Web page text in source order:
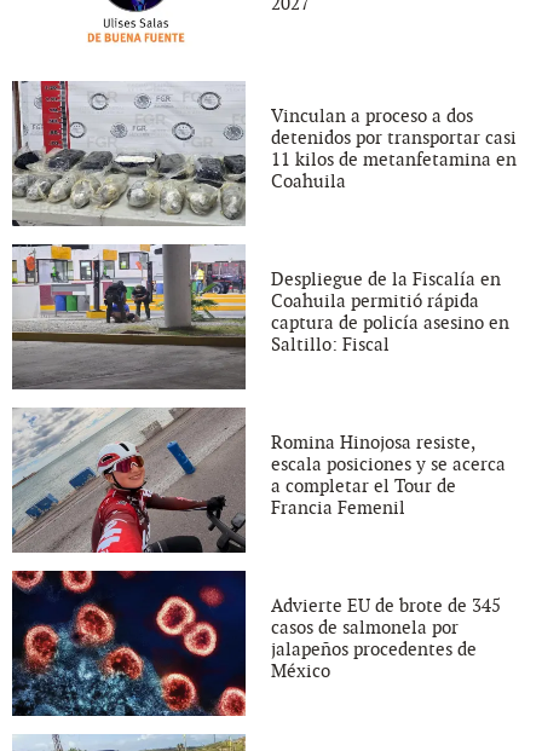
Vinculan a proceso a dos
detenidos por transportar casi
11 kilos de metanfetamina en
Coahuila
Despliegue de la Fiscalía en
Coahuila permitió rápida
captura de policía asesino en
Saltillo: Fiscal
Romina Hinojosa resiste,
escala posiciones y se acerca
a completar el Tour de
Francia Femenil
Advierte EU de brote de 345
casos de salmonela por
jalapeños procedentes de
México